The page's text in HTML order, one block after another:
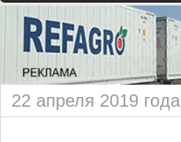
22 апреля 2019 года